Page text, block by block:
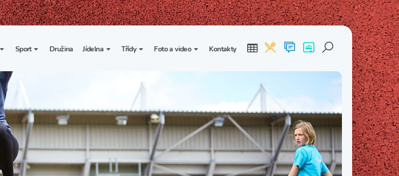
informace
školního roku
učební plán
kroužky
Sport
Spolupráce se sportovními
kluby
Školní sportovní klub
Družina Jídelna
Vnitřní řád školní jídelny
Třídy
Třída I. B Třída I. C
Třída II. A Třída II. C
Třída III. A Třída III. B Třída III. C
Třída IV. A Třída IV. B Třída IV. C
Třída V. A Třída V. B Třída V. C
Foto a video Kontakty